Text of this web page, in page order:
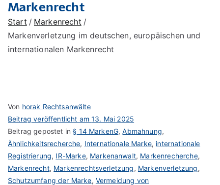
Markenerob
Löschungsverfahren,
Markenrecherchen
Markenrecht
Start
Markenrecht
Markenverletzung im deutschen, europäischen und
internationalen Markenrecht
Von horak Rechtsanwälte
Beitrag veröffentlicht am13. Mai 2025
Beitrag gepostet in§ 14 MarkenG,Abmahnung,
Ähnlichkeitsrecherche, Internationale Marke, internationale
Registrierung, IR-Marke, Markenanwalt, Markenrecherche,
Markenrecht, Markenrechtsverletzung, Markenverletzung,
Schutzumfang der Marke, Vermeidung von